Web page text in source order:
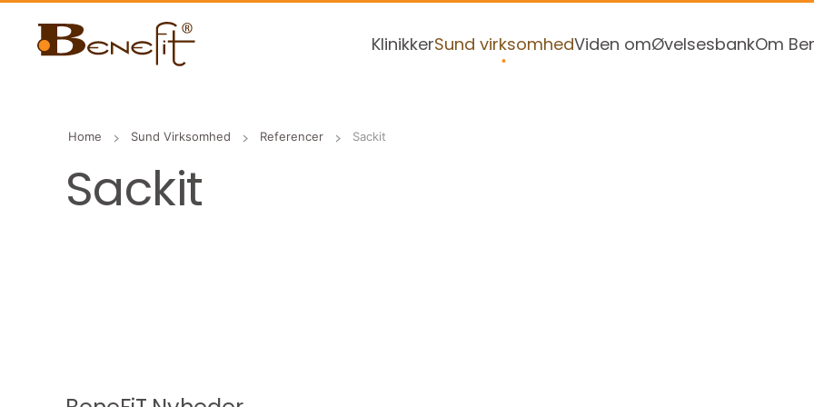
KlinikkerSund virksomhedViden omØvelsesbankOm
Home Sund Virksomhed Referencer Sackit
Sackit